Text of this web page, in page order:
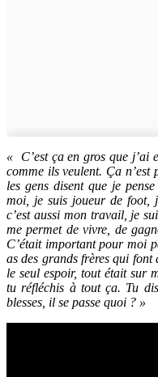
« C’est ça en gros que j’ai
comme ils veulent. Ça n’est
les gens disent que je
moi, je suis joueur de foot,
c’est aussi mon travail, je
me permet de vivre, de
C’était important pour moi
as des grands frères qui font
le seul espoir, tout était sur
tu réfléchis à tout ça. Tu
blesses, il se passe quoi ? »